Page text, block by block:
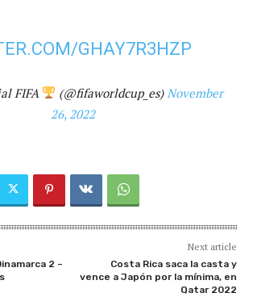
GHAY7R3HZP
FIFA (@fifaworldcup_es) November
26, 2022
2 –
Next article
Costa Rica saca la casta y
vence a Japón por la mínima, en
Qatar 2022